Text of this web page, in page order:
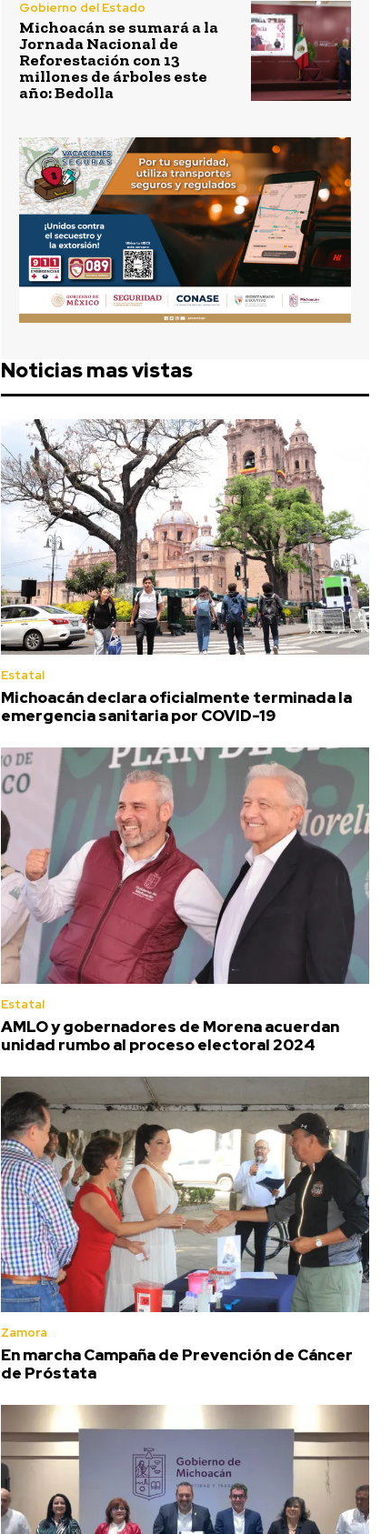
Gobierno del Estado
Michoacán se sumará a la
Jornada Nacional de
Reforestación con 13
millones de árboles este
año: Bedolla
Noticias mas vistas
Estatal
Michoacán declara oficialmente terminada la
emergencia sanitaria por COVID-19
Estatal
AMLO y gobernadores de Morena acuerdan
unidad rumbo al proceso electoral 2024
Zamora
En marcha Campaña de Prevención de Cáncer
de Próstata